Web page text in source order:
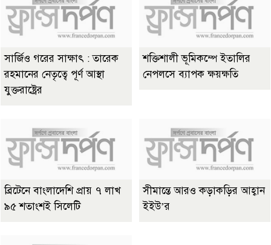
সার্জিও গরের সাক্ষাৎ : তারেক
রহমানের নেতৃত্বে পূর্ণ আস্থা
যুক্তরাষ্ট্রের
শক্তিশালী ভূমিকম্পে ইতালির
নেপলসে ব্যাপক ক্ষয়ক্ষতি
ব্রিটেনে বাংলাদেশি প্রায় ৭ লাখ
৯৫ শতাংশই সিলেটি
সীমান্তে আরও কড়াকড়ির আহ্বান
ইইউ’র